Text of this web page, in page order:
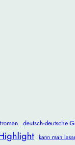
deutsch-deutsche
kann man